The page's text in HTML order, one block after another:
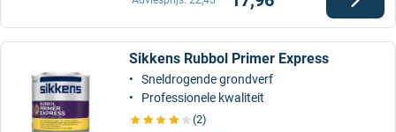
Sikkens Rubbol Primer Express
Sneldrogende grondverf
Professionele kwaliteit
(2)